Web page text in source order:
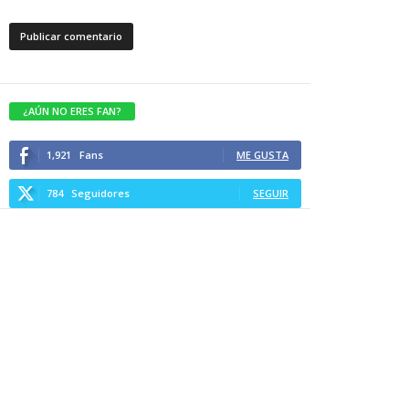
¿AÚN NO ERES FAN?
1,921 Fans ME GUSTA
784 Seguidores SEGUIR